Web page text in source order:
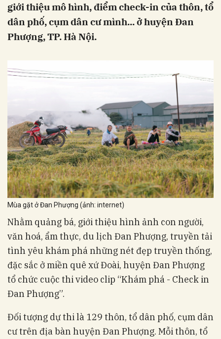
giới thiệu mô hình, điểm check-in của thôn, tổ
dân phố, cụm dân cư mình... ở huyện Đan
Phượng, TP. Hà Nội.
Mùa gặt ở Đan Phượng (ảnh: internet)
Nhằm quảng bá, giới thiệu hình ảnh con người,
văn hoá, ẩm thực, du lịch Đan Phượng, truyền tải
tình yêu khám phá những nét đẹp truyền thống,
đặc sắc ở miền quê xứ Đoài, huyện Đan Phượng
tổ chức cuộc thi video clip “Khám phá - Check in
Đan Phượng”.
Đối tượng dự thi là 129 thôn, tổ dân phố, cụm dân
cư trên địa bàn huyện Đan Phượng. Mỗi thôn, tổ